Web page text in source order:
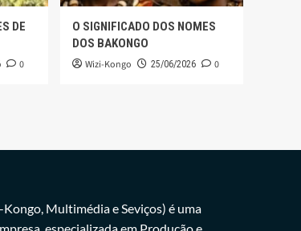
DE
0
O SIGNIFICADO DOS NOMES
DOS BAKONGO
Wizi-Kongo 25/06/2026 0
Multimédia e Seviços) é uma